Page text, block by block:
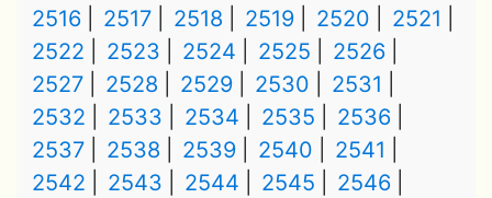
2516
2517 2518 2519 2520
2521
2522
2523 2524 2525
2526
2527
2528 2529 2530
2531
2532
2533 2534 2535
2536
2537
2538 2539 2540
2541
2542
2543 2544 2545
2546